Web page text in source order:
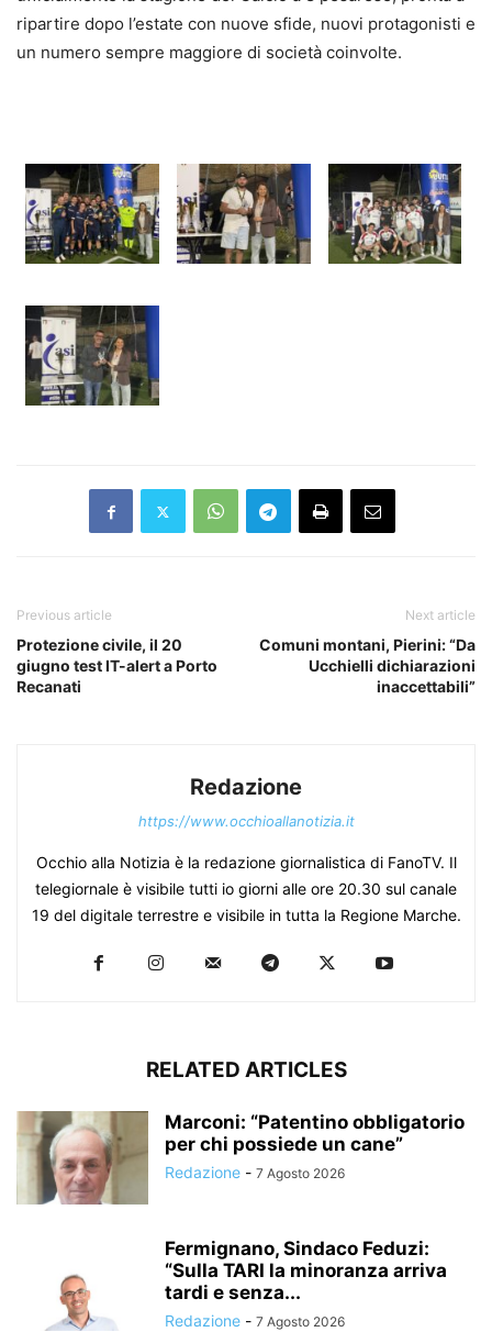
ripartire dopo l’estate con nuove sfide, nuovi protagonisti e
un numero sempre maggiore di società coinvolte.
Previous article
Protezione civile, il 20
giugno test IT-alert a Porto
Recanati
Next article
Comuni montani, Pierini: “Da
Ucchielli dichiarazioni
inaccettabili”
Redazione
https://www.occhioallanotizia.it
Occhio alla Notizia è la redazione giornalistica di FanoTV. Il
telegiornale è visibile tutti io giorni alle ore 20.30 sul canale
19 del digitale terrestre e visibile in tutta la Regione Marche.
RELATED ARTICLES
Marconi: “Patentino obbligatorio
per chi possiede un cane”
Redazione - 7 Agosto 2026
Fermignano, Sindaco Feduzi:
“Sulla TARI la minoranza arriva
tardi e senza...
Redazione - 7 Agosto 2026